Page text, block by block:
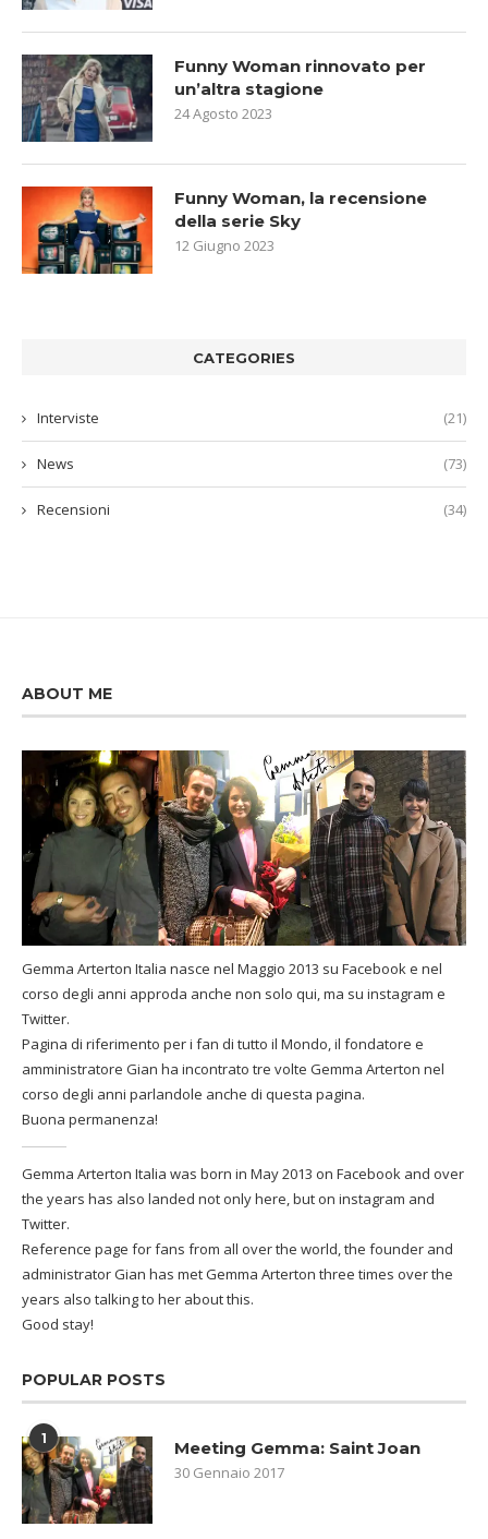
Funny Woman rinnovato per
un’altra stagione
24 Agosto 2023
Funny Woman, la recensione
della serie Sky
12 Giugno 2023
CATEGORIES
Interviste (21)
News (73)
Recensioni (34)
ABOUT ME
Gemma Arterton Italia nasce nel Maggio 2013 su Facebook e nel
corso degli anni approda anche non solo qui, ma su instagram e
Twitter.
Pagina di riferimento per i fan di tutto il Mondo, il fondatore e
amministratore Gian ha incontrato tre volte Gemma Arterton nel
corso degli anni parlandole anche di questa pagina.
Buona permanenza!
Gemma Arterton Italia was born in May 2013 on Facebook and over
the years has also landed not only here, but on instagram and
Twitter.
Reference page for fans from all over the world, the founder and
administrator Gian has met Gemma Arterton three times over the
years also talking to her about this.
Good stay!
POPULAR POSTS
1 Meeting Gemma: Saint Joan
30 Gennaio 2017